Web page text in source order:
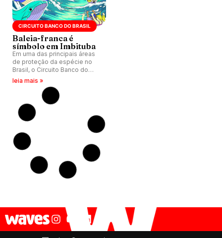
CIRCUITO BANCO DO BRASIL
Baleia-franca é
símbolo em Imbituba
Em uma das principais áreas
de proteção da espécie no
Brasil, o Circuito Banco do
Brasil de Surfe transforma a
etapa em plataforma de
educação ambiental, com
quase 500 alunos de escolas
públicas na Praia da Vila (SC).
leia mais »